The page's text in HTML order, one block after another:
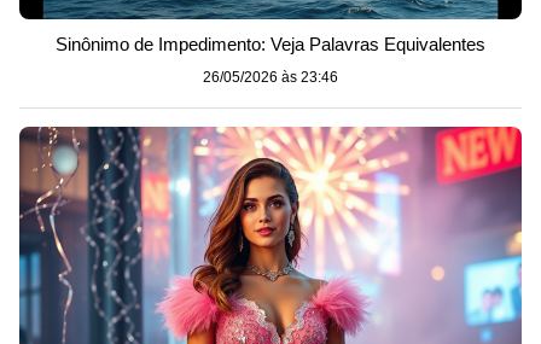
Sinônimo de Impedimento: Veja Palavras Equivalentes
26/05/2026 às 23:46